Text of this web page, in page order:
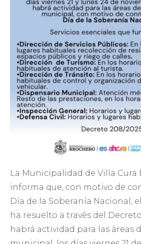
La Municipalidad de Villa Cura
informa que, con motivo de
Día de la Soberanía Nacional,
ha resuelto a través del
habrá actividad para las áreas